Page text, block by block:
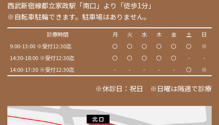
西武新宿線都立家政駅「南口」より「徒歩1分」
※自転車駐輪できます。駐車場はありません。
診療時間 月 火 水 木 金 土
日
9:00-13:00 ※受付12:30迄
〇 〇 〇 〇 〇 〇
※
14:30-18:00 ※受付12:30迄
〇 〇 〇 〇 〇 -
-
14:00-17:30 ※受付12:30迄
- - - - - 〇 ※
※休診日：祝日 ※日曜は隔週で診療